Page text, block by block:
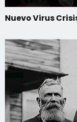
Nuevo Virus